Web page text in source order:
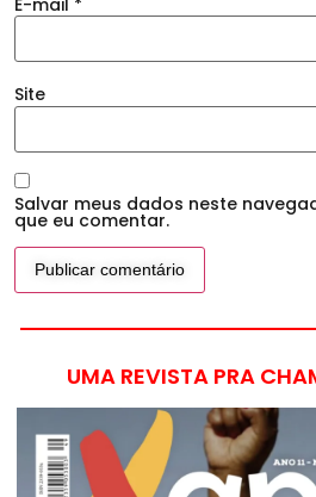
Site
Salvar meus dados neste
que eu comentar.
UMA REVISTA PRA